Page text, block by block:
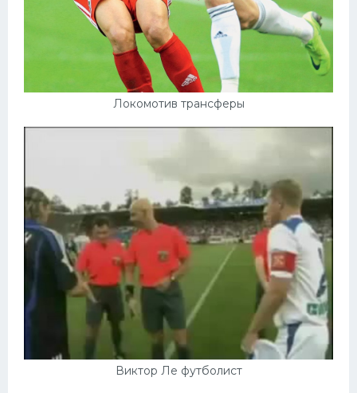
Локомотив трансферы
Виктор Ле футболист